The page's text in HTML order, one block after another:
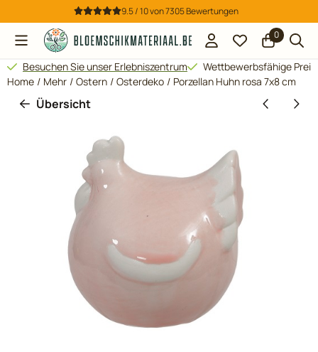
Cookie-Einstellungen verfügbar. Einstellungen wählen oder
9.5 / 10von7305Bewertungen
0
Besuchen Sie unser Erlebniszentrum
Wettbewerbsfähige
Home / Mehr / Ostern / Osterdeko / Porzellan Huhn rosa 7x8 cm
Übersicht